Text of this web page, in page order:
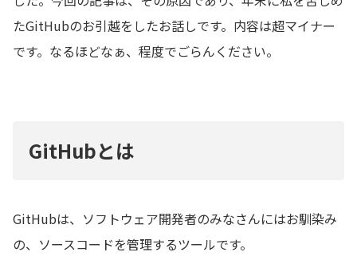
たGitHubのお引越をしたお話しです。内容は超マイナー
です。なるほどなぁ、程度でごらんください。
GitHubとは
GitHubは、ソフトウェア開発者のみなさんにはお馴染み
の、ソースコードを管理するツールです。